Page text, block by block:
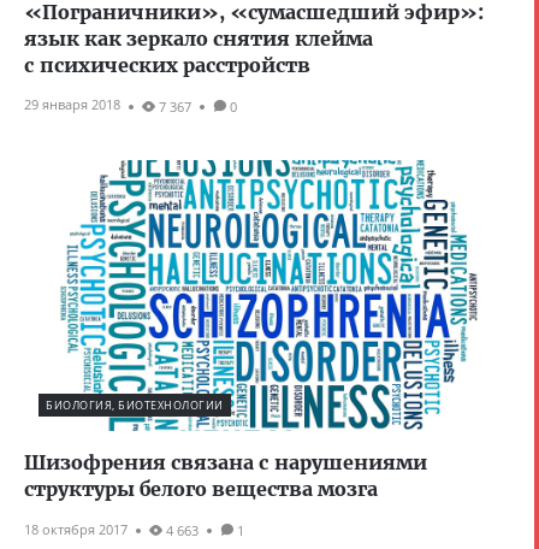
«Пограничники», «сумасшедший эфир»:
язык как зеркало снятия клейма
с психических расстройств
29 января 2018 7 367 0
БИОЛОГИЯ, БИОТЕХНОЛОГИИ
Шизофрения связана с нарушениями
структуры белого вещества мозга
18 октября 2017 4 663 1